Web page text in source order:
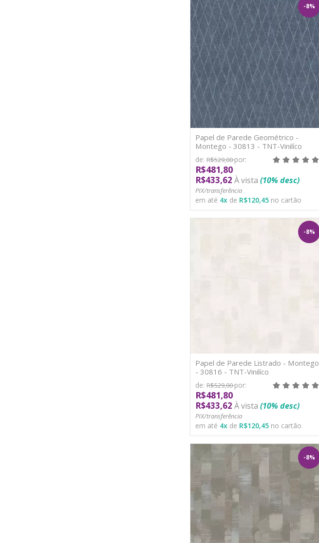
-8%
Papel de Parede Geométrico -
Montego - 30813 - TNT-Vinilíco
de: R$529,00por:
R$481,80
R$433,62 À vista (10% desc)
PIX/transferência
em até 4x de R$120,45 no cartão
-8%
Papel de Parede Listrado - Montego
- 30816 - TNT-Vinilíco
de: R$529,00por:
R$481,80
R$433,62 À vista (10% desc)
PIX/transferência
em até 4x de R$120,45 no cartão
-8%